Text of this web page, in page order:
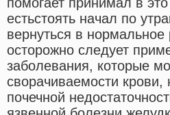
естьстоять начал по
вернуться в нормальное
осторожно следует
заболевания, которые
сворачиваемости
почечной